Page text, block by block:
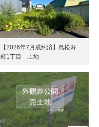
【2026年7月成約済】島松寿
町1丁目 土地